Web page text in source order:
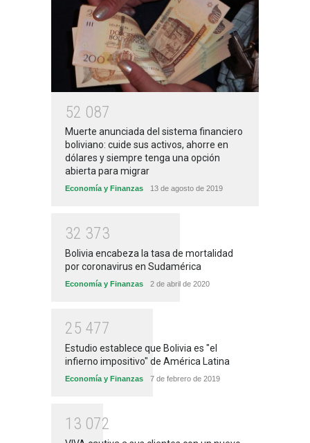
52 087
Muerte anunciada del sistema financiero
boliviano: cuide sus activos, ahorre en
dólares y siempre tenga una opción
abierta para migrar
Economía y Finanzas 13 de agosto de 2019
32 373
Bolivia encabeza la tasa de mortalidad
por coronavirus en Sudamérica
Economía y Finanzas 2 de abril de 2020
25 477
Estudio establece que Bolivia es "el
infierno impositivo" de América Latina
Economía y Finanzas 7 de febrero de 2019
1 3 072